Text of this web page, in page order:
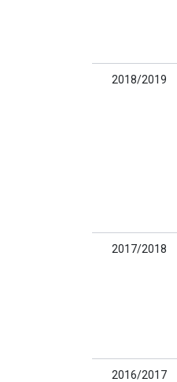
2018/2019
2017/2018
2016/2017